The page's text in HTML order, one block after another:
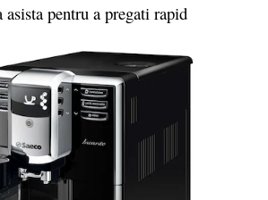
pentru a pregati rapid